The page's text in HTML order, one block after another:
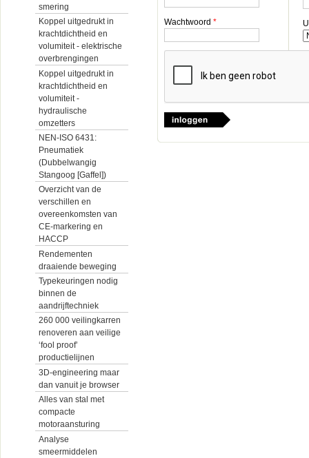
smering
Koppel uitgedrukt in
krachtdichtheid en
volumiteit - elektrische
overbrengingen
Koppel uitgedrukt in
krachtdichtheid en
volumiteit -
hydraulische
omzetters
NEN-ISO 6431:
Pneumatiek
(Dubbelwangig
Stangoog [Gaffel])
Overzicht van de
verschillen en
overeenkomsten van
CE-markering en
HACCP
Rendementen
draaiende beweging
Typekeuringen nodig
binnen de
aandrijftechniek
260 000 veilingkarren
renoveren aan veilige
‘fool proof’
productielijnen
3D-engineering maar
dan vanuit je browser
Alles van stal met
compacte
motoraansturing
Analyse
smeermiddelen
Wachtwoord *